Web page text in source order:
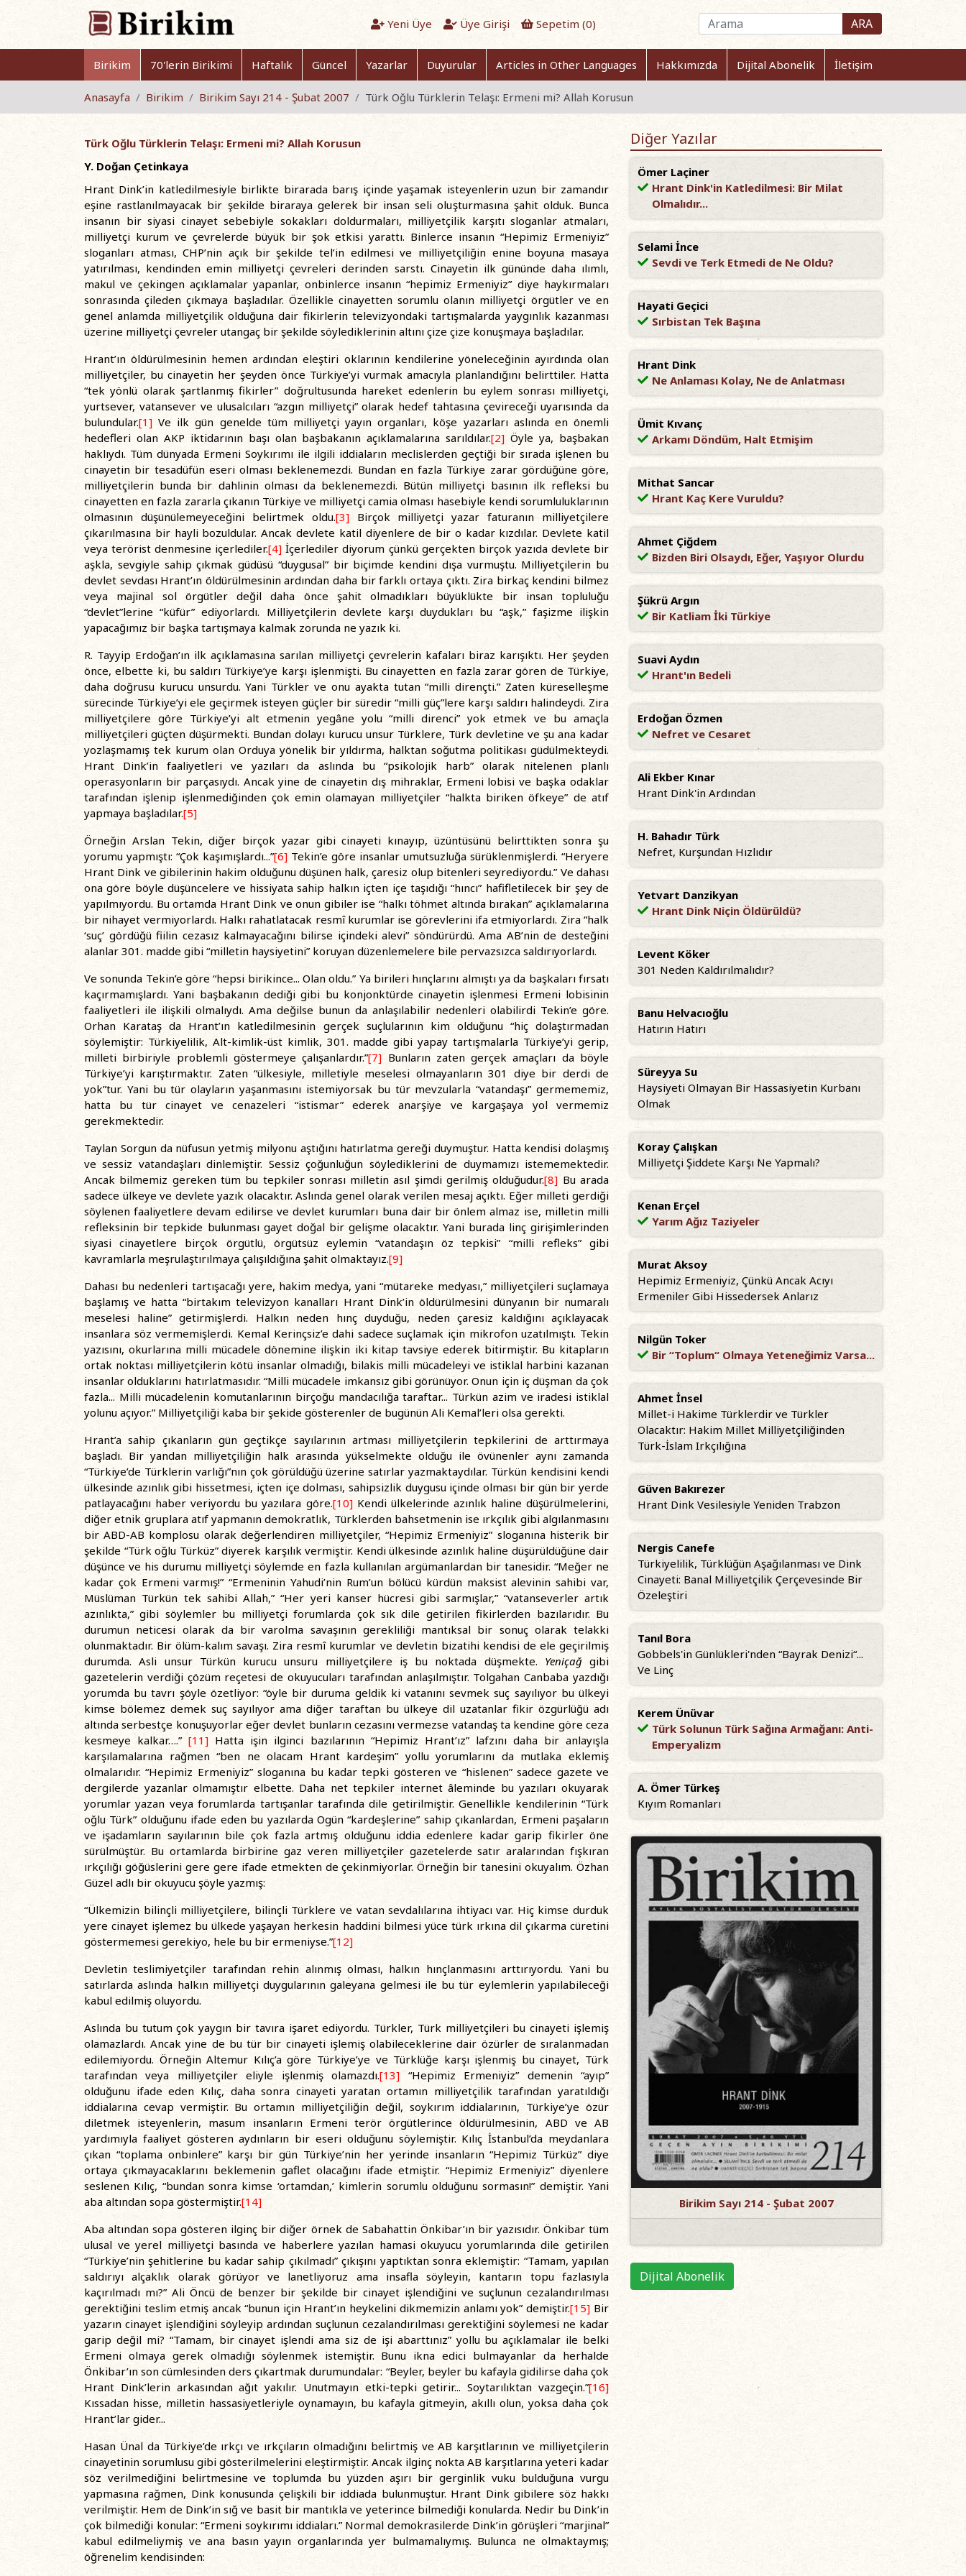
Yeni Üye Üye Girişi Sepetim (0) ARA
Birikim 70'lerin Birikimi Haftalık Güncel Yazarlar Duyurular Articles in Other Languages Hakkımızda Dijital Abonelik İletişim
Anasayfa Birikim Birikim Sayı 214 - Şubat 2007 Türk Oğlu Türklerin Telaşı: Ermeni mi? Allah Korusun
Türk Oğlu Türklerin Telaşı: Ermeni mi? Allah Korusun
Y. Doğan Çetinkaya
Hrant Dink’in katledilmesiyle birlikte birarada barış içinde yaşamak isteyenlerin uzun bir zamandır
eşine rastlanılmayacak bir şekilde biraraya gelerek bir insan seli oluşturmasına şahit olduk. Bunca
insanın bir siyasi cinayet sebebiyle sokakları doldurmaları, milliyetçilik karşıtı sloganlar atmaları,
milliyetçi kurum ve çevrelerde büyük bir şok etkisi yarattı. Binlerce insanın “Hepimiz Ermeniyiz”
sloganları atması, CHP’nin açık bir şekilde tel’in edilmesi ve milliyetçiliğin enine boyuna masaya
yatırılması, kendinden emin milliyetçi çevreleri derinden sarstı. Cinayetin ilk gününde daha ılımlı,
makul ve çekingen açıklamalar yapanlar, onbinlerce insanın “hepimiz Ermeniyiz” diye haykırmaları
sonrasında çileden çıkmaya başladılar. Özellikle cinayetten sorumlu olanın milliyetçi örgütler ve en
genel anlamda milliyetçilik olduğuna dair fikirlerin televizyondaki tartışmalarda yaygınlık kazanması
üzerine milliyetçi çevreler utangaç bir şekilde söylediklerinin altını çize çize konuşmaya başladılar.
Hrant’ın öldürülmesinin hemen ardından eleştiri oklarının kendilerine yöneleceğinin ayırdında olan
milliyetçiler, bu cinayetin her şeyden önce Türkiye’yi vurmak amacıyla planlandığını belirttiler. Hatta
“tek yönlü olarak şartlanmış fikirler” doğrultusunda hareket edenlerin bu eylem sonrası milliyetçi,
yurtsever, vatansever ve ulusalcıları “azgın milliyetçi” olarak hedef tahtasına çevireceği uyarısında da
bulundular.[1] Ve ilk gün genelde tüm milliyetçi yayın organları, köşe yazarları aslında en önemli
hedefleri olan AKP iktidarının başı olan başbakanın açıklamalarına sarıldılar.[2] Öyle ya, başbakan
haklıydı. Tüm dünyada Ermeni Soykırımı ile ilgili iddiaların meclislerden geçtiği bir sırada işlenen bu
cinayetin bir tesadüfün eseri olması beklenemezdi. Bundan en fazla Türkiye zarar gördüğüne göre,
milliyetçilerin bunda bir dahlinin olması da beklenemezdi. Bütün milliyetçi basının ilk refleksi bu
cinayetten en fazla zararla çıkanın Türkiye ve milliyetçi camia olması hasebiyle kendi sorumluluklarının
olmasının düşünülemeyeceğini belirtmek oldu.[3]Birçok milliyetçi yazar faturanın milliyetçilere
çıkarılmasına bir hayli bozuldular. Ancak devlete katil diyenlere de bir o kadar kızdılar. Devlete katil
veya terörist denmesine içerlediler.[4] İçerlediler diyorum çünkü gerçekten birçok yazıda devlete bir
aşkla, sevgiyle sahip çıkmak güdüsü “duygusal” bir biçimde kendini dışa vurmuştu. Milliyetçilerin bu
devlet sevdası Hrant’ın öldürülmesinin ardından daha bir farklı ortaya çıktı. Zira birkaç kendini bilmez
veya majinal sol örgütler değil daha önce şahit olmadıkları büyüklükte bir insan topluluğu
“devlet”lerine “küfür” ediyorlardı. Milliyetçilerin devlete karşı duydukları bu “aşk,” faşizme ilişkin
yapacağımız bir başka tartışmaya kalmak zorunda ne yazık ki.
R. Tayyip Erdoğan’ın ilk açıklamasına sarılan milliyetçi çevrelerin kafaları biraz karışıktı. Her şeyden
önce, elbette ki, bu saldırı Türkiye’ye karşı işlenmişti. Bu cinayetten en fazla zarar gören de Türkiye,
daha doğrusu kurucu unsurdu. Yani Türkler ve onu ayakta tutan “milli dirençti.” Zaten küreselleşme
sürecinde Türkiye’yi ele geçirmek isteyen güçler bir süredir “milli güç”lere karşı saldırı halindeydi. Zira
milliyetçilere göre Türkiye’yi alt etmenin yegâne yolu “milli direnci” yok etmek ve bu amaçla
milliyetçileri güçten düşürmekti. Bundan dolayı kurucu unsur Türklere, Türk devletine ve şu ana kadar
yozlaşmamış tek kurum olan Orduya yönelik bir yıldırma, halktan soğutma politikası güdülmekteydi.
Hrant Dink’in faaliyetleri ve yazıları da aslında bu “psikolojik harb” olarak nitelenen planlı
operasyonların bir parçasıydı. Ancak yine de cinayetin dış mihraklar, Ermeni lobisi ve başka odaklar
tarafından işlenip işlenmediğinden çok emin olamayan milliyetçiler “halkta biriken öfkeye” de atıf
yapmaya başladılar.[5]
Örneğin Arslan Tekin, diğer birçok yazar gibi cinayeti kınayıp, üzüntüsünü belirttikten sonra şu
yorumu yapmıştı: “Çok kaşımışlardı...”[6] Tekin’e göre insanlar umutsuzluğa sürüklenmişlerdi. “Heryere
Hrant Dink ve gibilerinin hakim olduğunu düşünen halk, çaresiz olup bitenleri seyrediyordu.” Ve dahası
ona göre böyle düşüncelere ve hissiyata sahip halkın içten içe taşıdığı “hıncı” hafifletilecek bir şey de
yapılmıyordu. Bu ortamda Hrant Dink ve onun gibiler ise “halkı töhmet altında bırakan” açıklamalarına
bir nihayet vermiyorlardı. Halkı rahatlatacak resmî kurumlar ise görevlerini ifa etmiyorlardı. Zira “halk
‘suç’ gördüğü fiilin cezasız kalmayacağını bilirse içindeki alevi” söndürürdü. Ama AB’nin de desteğini
alanlar 301. madde gibi “milletin haysiyetini” koruyan düzenlemelere bile pervazsızca saldırıyorlardı.
Ve sonunda Tekin’e göre “hepsi birikince... Olan oldu.” Ya birileri hınçlarını almıştı ya da başkaları fırsatı
kaçırmamışlardı. Yani başbakanın dediği gibi bu konjonktürde cinayetin işlenmesi Ermeni lobisinin
faaliyetleri ile ilişkili olmalıydı. Ama değilse bunun da anlaşılabilir nedenleri olabilirdi Tekin’e göre.
Orhan Karataş da Hrant’ın katledilmesinin gerçek suçlularının kim olduğunu “hiç dolaştırmadan
söylemiştir: Türkiyelilik, Alt-kimlik-üst kimlik, 301. madde gibi yapay tartışmalarla Türkiye’yi gerip,
milleti birbiriyle problemli göstermeye çalışanlardır.”[7] Bunların zaten gerçek amaçları da böyle
Türkiye’yi karıştırmaktır. Zaten “ülkesiyle, milletiyle meselesi olmayanların 301 diye bir derdi de
yok”tur. Yani bu tür olayların yaşanmasını istemiyorsak bu tür mevzularla “vatandaşı” germememiz,
hatta bu tür cinayet ve cenazeleri “istismar” ederek anarşiye ve kargaşaya yol vermemiz
gerekmektedir.
Taylan Sorgun da nüfusun yetmiş milyonu aştığını hatırlatma gereği duymuştur. Hatta kendisi dolaşmış
ve sessiz vatandaşları dinlemiştir. Sessiz çoğunluğun söylediklerini de duymamızı istememektedir.
Ancak bilmemiz gereken tüm bu tepkiler sonrası milletin asıl şimdi gerilmiş olduğudur.[8] Bu arada
sadece ülkeye ve devlete yazık olacaktır. Aslında genel olarak verilen mesaj açıktı. Eğer milleti gerdiği
söylenen faaliyetlere devam edilirse ve devlet kurumları buna dair bir önlem almaz ise, milletin milli
refleksinin bir tepkide bulunması gayet doğal bir gelişme olacaktır. Yani burada linç girişimlerinden
siyasi cinayetlere birçok örgütlü, örgütsüz eylemin “vatandaşın öz tepkisi” “milli refleks” gibi
kavramlarla meşrulaştırılmaya çalışıldığına şahit olmaktayız.[9]
Dahası bu nedenleri tartışacağı yere, hakim medya, yani “mütareke medyası,” milliyetçileri suçlamaya
başlamış ve hatta “birtakım televizyon kanalları Hrant Dink’in öldürülmesini dünyanın bir numaralı
meselesi haline” getirmişlerdi. Halkın neden hınç duyduğu, neden çaresiz kaldığını açıklayacak
insanlara söz vermemişlerdi. Kemal Kerinçsiz’e dahi sadece suçlamak için mikrofon uzatılmıştı. Tekin
yazısını, okurlarına milli mücadele dönemine ilişkin iki kitap tavsiye ederek bitirmiştir. Bu kitapların
ortak noktası milliyetçilerin kötü insanlar olmadığı, bilakis milli mücadeleyi ve istiklal harbini kazanan
insanlar olduklarını hatırlatmasıdır. “Milli mücadele imkansız gibi görünüyor. Onun için iç düşman da çok
fazla... Milli mücadelenin komutanlarının birçoğu mandacılığa taraftar... Türkün azim ve iradesi istiklal
yolunu açıyor.” Milliyetçiliği kaba bir şekide gösterenler de bugünün Ali Kemal’leri olsa gerekti.
Hrant’a sahip çıkanların gün geçtikçe sayılarının artması milliyetçilerin tepkilerini de arttırmaya
başladı. Bir yandan milliyetçiliğin halk arasında yükselmekte olduğu ile övünenler aynı zamanda
“Türkiye’de Türklerin varlığı”nın çok görüldüğü üzerine satırlar yazmaktaydılar. Türkün kendisini kendi
ülkesinde azınlık gibi hissetmesi, içten içe dolması, sahipsizlik duygusu içinde olması bir gün bir yerde
patlayacağını haber veriyordu bu yazılara göre.[10]Kendi ülkelerinde azınlık haline düşürülmelerini,
diğer etnik gruplara atıf yapmanın demokratlık, Türklerden bahsetmenin ise ırkçılık gibi algılanmasını
bir ABD-AB komplosu olarak değerlendiren milliyetçiler, “Hepimiz Ermeniyiz” sloganına histerik bir
şekilde “Türk oğlu Türküz” diyerek karşılık vermiştir. Kendi ülkesinde azınlık haline düşürüldüğüne dair
düşünce ve his durumu milliyetçi söylemde en fazla kullanılan argümanlardan bir tanesidir. “Meğer ne
kadar çok Ermeni varmış!” “Ermeninin Yahudi’nin Rum’un bölücü kürdün maksist alevinin sahibi var,
Müslüman Türkün tek sahibi Allah,” “Her yeri kanser hücresi gibi sarmışlar,” “vatanseverler artık
azınlıkta,” gibi söylemler bu milliyetçi forumlarda çok sık dile getirilen fikirlerden bazılarıdır. Bu
durumun neticesi olarak da bir varolma savaşının gerekliliği mantıksal bir sonuç olarak telakki
olunmaktadır. Bir ölüm-kalım savaşı. Zira resmî kurumlar ve devletin bizatihi kendisi de ele geçirilmiş
durumda. Asli unsur Türkün kurucu unsuru milliyetçilere iş bu noktada düşmekte. Yeniçağgibi
gazetelerin verdiği çözüm reçetesi de okuyucuları tarafından anlaşılmıştır. Tolgahan Canbaba yazdığı
yorumda bu tavrı şöyle özetliyor: “öyle bir duruma geldik ki vatanını sevmek suç sayılıyor bu ülkeyi
kimse bölemez demek suç sayılıyor ama diğer taraftan bu ülkeye dil uzatanlar fikir özgürlüğü adı
altında serbestçe konuşuyorlar eğer devlet bunların cezasını vermezse vatandaş ta kendine göre ceza
kesmeye kalkar….”[11] Hatta işin ilginci bazılarının “Hepimiz Hrant’ız” lafzını daha bir anlayışla
karşılamalarına rağmen “ben ne olacam Hrant kardeşim” yollu yorumlarını da mutlaka eklemiş
olmalarıdır. “Hepimiz Ermeniyiz” sloganına bu kadar tepki gösteren ve “hislenen” sadece gazete ve
dergilerde yazanlar olmamıştır elbette. Daha net tepkiler internet âleminde bu yazıları okuyarak
yorumlar yazan veya forumlarda tartışanlar tarafında dile getirilmiştir. Genellikle kendilerinin “Türk
oğlu Türk” olduğunu ifade eden bu yazılarda Ogün “kardeşlerine” sahip çıkanlardan, Ermeni paşaların
ve işadamların sayılarının bile çok fazla artmış olduğunu iddia edenlere kadar garip fikirler öne
sürülmüştür. Bu ortamlarda birbirine gaz veren milliyetçiler gazetelerde satır aralarından fışkıran
ırkçılığı göğüslerini gere gere ifade etmekten de çekinmiyorlar. Örneğin bir tanesini okuyalım. Özhan
Güzel adlı bir okuyucu şöyle yazmış:
“Ülkemizin bilinçli milliyetçilere, bilinçli Türklere ve vatan sevdalılarına ihtiyacı var. Hiç kimse durduk
yere cinayet işlemez bu ülkede yaşayan herkesin haddini bilmesi yüce türk ırkına dil çıkarma cüretini
göstermemesi gerekiyo, hele bu bir ermeniyse.”[12]
Devletin teslimiyetçiler tarafından rehin alınmış olması, halkın hınçlanmasını arttırıyordu. Yani bu
satırlarda aslında halkın milliyetçi duygularının galeyana gelmesi ile bu tür eylemlerin yapılabileceği
kabul edilmiş oluyordu.
Aslında bu tutum çok yaygın bir tavıra işaret ediyordu. Türkler, Türk milliyetçileri bu cinayeti işlemiş
olamazlardı. Ancak yine de bu tür bir cinayeti işlemiş olabileceklerine dair özürler de sıralanmadan
edilemiyordu. Örneğin Altemur Kılıç’a göre Türkiye’ye ve Türklüğe karşı işlenmiş bu cinayet, Türk
tarafından veya milliyetçiler eliyle işlenmiş olamazdı.[13] “Hepimiz Ermeniyiz” demenin “ayıp”
olduğunu ifade eden Kılıç, daha sonra cinayeti yaratan ortamın milliyetçilik tarafından yaratıldığı
iddialarına cevap vermiştir. Bu ortamın milliyetçiliğin değil, soykırım iddialarının, Türkiye’ye özür
diletmek isteyenlerin, masum insanların Ermeni terör örgütlerince öldürülmesinin, ABD ve AB
yardımıyla faaliyet gösteren aydınların bir eseri olduğunu söylemiştir. Kılıç İstanbul’da meydanlara
çıkan “toplama onbinlere” karşı bir gün Türkiye’nin her yerinde insanların “Hepimiz Türküz” diye
ortaya çıkmayacaklarını beklemenin gaflet olacağını ifade etmiştir. “Hepimiz Ermeniyiz” diyenlere
seslenen Kılıç, “bundan sonra kimse ‘ortamdan,’ kimlerin sorumlu olduğunu sormasın!” demiştir. Yani
aba altından sopa göstermiştir.[14]
Aba altından sopa gösteren ilginç bir diğer örnek de Sabahattin Önkibar’ın bir yazısıdır. Önkibar tüm
ulusal ve yerel milliyetçi basında ve haberlere yazılan hamasi okuyucu yorumlarında dile getirilen
“Türkiye’nin şehitlerine bu kadar sahip çıkılmadı” çıkışını yaptıktan sonra eklemiştir: “Tamam, yapılan
saldırıyı alçaklık olarak görüyor ve lanetliyoruz ama insafla söyleyin, kantarın topu fazlasıyla
kaçırılmadı mı?” Ali Öncü de benzer bir şekilde bir cinayet işlendiğini ve suçlunun cezalandırılması
gerektiğini teslim etmiş ancak “bunun için Hrant’ın heykelini dikmemizin anlamı yok” demiştir.[15] Bir
yazarın cinayet işlendiğini söyleyip ardından suçlunun cezalandırılması gerektiğini söylemesi ne kadar
garip değil mi? “Tamam, bir cinayet işlendi ama siz de işi abarttınız” yollu bu açıklamalar ile belki
Ermeni olmaya gerek olmadığı söylenmek istemiştir. Bunu ikna edici bulmayanlar da herhalde
Önkibar’ın son cümlesinden ders çıkartmak durumundalar: “Beyler, beyler bu kafayla gidilirse daha çok
Hrant Dink’lerin arkasından ağıt yakılır. Unutmayın etki-tepki getirir... Soytarılıktan vazgeçin.”[16]
Kıssadan hisse, milletin hassasiyetleriyle oynamayın, bu kafayla gitmeyin, akıllı olun, yoksa daha çok
Hrant’lar gider...
Hasan Ünal da Türkiye’de ırkçı ve ırkçıların olmadığını belirtmiş ve AB karşıtlarının ve milliyetçilerin
cinayetinin sorumlusu gibi gösterilmelerini eleştirmiştir. Ancak ilginç nokta AB karşıtlarına yeteri kadar
söz verilmediğini belirtmesine ve toplumda bu yüzden aşırı bir gerginlik vuku bulduğuna vurgu
yapmasına rağmen, Dink konusunda çelişkili bir iddiada bulunmuştur. Hrant Dink gibilere söz hakkı
verilmiştir. Hem de Dink’in sığ ve basit bir mantıkla ve yeterince bilmediği konularda. Nedir bu Dink’in
çok bilmediği konular: “Ermeni soykırımı iddiaları.” Normal demokrasilerde Dink’in görüşleri “marjinal”
kabul edilmeliymiş ve ana basın yayın organlarında yer bulmamalıymış. Bulunca ne olmaktaymış;
öğrenelim kendisinden:
Diğer Yazılar
Ömer Laçiner
Hrant Dink'in Katledilmesi: Bir Milat
Olmalıdır...
Selami İnce
Sevdi ve Terk Etmedi de Ne Oldu?
Hayati Geçici
Sırbistan Tek Başına
Hrant Dink
Ne Anlaması Kolay, Ne de Anlatması
Ümit Kıvanç
Arkamı Döndüm, Halt Etmişim
Mithat Sancar
Hrant Kaç Kere Vuruldu?
Ahmet Çiğdem
Bizden Biri Olsaydı, Eğer, Yaşıyor Olurdu
Şükrü Argın
Bir Katliam İki Türkiye
Suavi Aydın
Hrant'ın Bedeli
Erdoğan Özmen
Nefret ve Cesaret
Ali Ekber Kınar
Hrant Dink'in Ardından
H. Bahadır Türk
Nefret, Kurşundan Hızlıdır
Yetvart Danzikyan
Hrant Dink Niçin Öldürüldü?
Levent Köker
301 Neden Kaldırılmalıdır?
Banu Helvacıoğlu
Hatırın Hatırı
Süreyya Su
Haysiyeti Olmayan Bir Hassasiyetin Kurbanı
Olmak
Koray Çalışkan
Milliyetçi Şiddete Karşı Ne Yapmalı?
Kenan Erçel
Yarım Ağız Taziyeler
Murat Aksoy
Hepimiz Ermeniyiz, Çünkü Ancak Acıyı
Ermeniler Gibi Hissedersek Anlarız
Nilgün Toker
Bir “Toplum“ Olmaya Yeteneğimiz Varsa...
Ahmet İnsel
Millet-i Hakime Türklerdir ve Türkler
Olacaktır: Hakim Millet Milliyetçiliğinden
Türk-İslam Irkçılığına
Güven Bakırezer
Hrant Dink Vesilesiyle Yeniden Trabzon
Nergis Canefe
Türkiyelilik, Türklüğün Aşağılanması ve Dink
Cinayeti: Banal Milliyetçilik Çerçevesinde Bir
Özeleştiri
Tanıl Bora
Gobbels'in Günlükleri'nden “Bayrak Denizi“...
Ve Linç
Kerem Ünüvar
Türk Solunun Türk Sağına Armağanı: Anti-
Emperyalizm
A. Ömer Türkeş
Kıyım Romanları
Birikim Sayı 214 - Şubat 2007
Dijital Abonelik